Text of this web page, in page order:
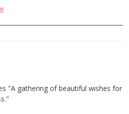
"A gathering of beautiful wishes for